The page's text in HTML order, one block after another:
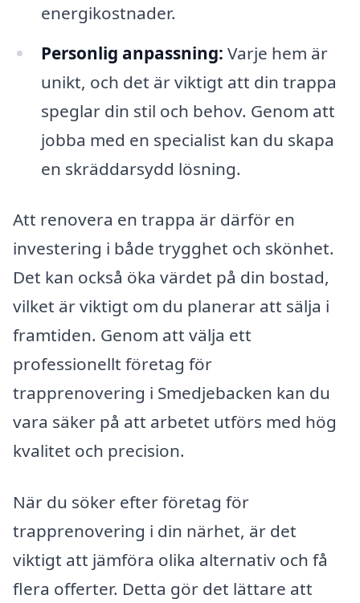
energikostnader.
Personlig anpassning: Varje hem är
unikt, och det är viktigt att din trappa
speglar din stil och behov. Genom att
jobba med en specialist kan du skapa
en skräddarsydd lösning.
Att renovera en trappa är därför en
investering i både trygghet och skönhet.
Det kan också öka värdet på din bostad,
vilket är viktigt om du planerar att sälja i
framtiden. Genom att välja ett
professionellt företag för
trapprenovering i Smedjebacken kan du
vara säker på att arbetet utförs med hög
kvalitet och precision.
När du söker efter företag för
trapprenovering i din närhet, är det
viktigt att jämföra olika alternativ och få
flera offerter. Detta gör det lättare att